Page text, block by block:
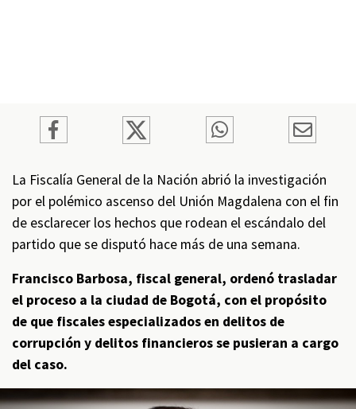
La Fiscalía General de la Nación abrió la investigación
por el polémico ascenso del Unión Magdalena con el fin
de esclarecer los hechos que rodean el escándalo del
partido que se disputó hace más de una semana.
Francisco Barbosa, fiscal general, ordenó trasladar
el proceso a la ciudad de Bogotá, con el propósito
de que fiscales especializados en delitos de
corrupción y delitos financieros se pusieran a cargo
del caso.